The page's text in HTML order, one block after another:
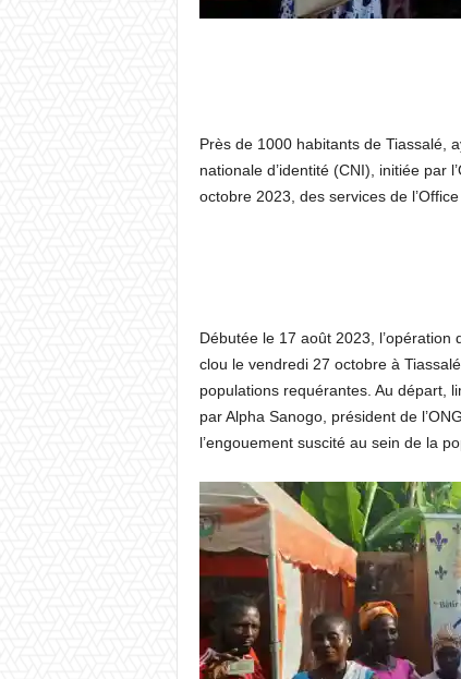
Près de 1000 habitants de Tiassalé,
nationale d’identité (CNI), initiée par
octobre 2023, des services de
Débutée le 17 août 2023, l’opération
clou le vendredi 27 octobre à
populations requérantes. Au départ,
par Alpha Sanogo, président de
l’engouement suscité au sein de la